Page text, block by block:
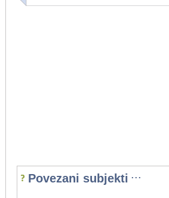
Povezani subjekti ...